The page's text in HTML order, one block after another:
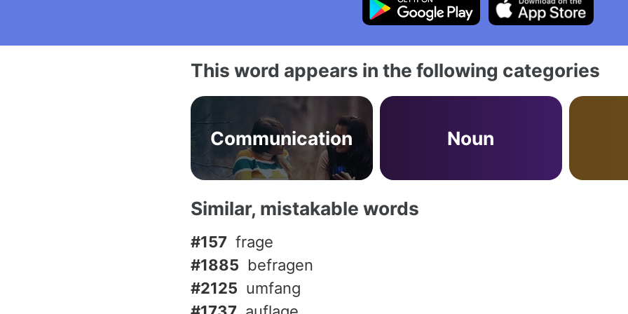
This word appears in the following categories
Communication Noun
Similar, mistakable words
#157 frage
#1885 befragen
#2125 umfang